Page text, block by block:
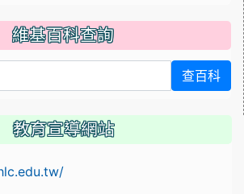
維基百科查詢
查百科
教育宣導網站